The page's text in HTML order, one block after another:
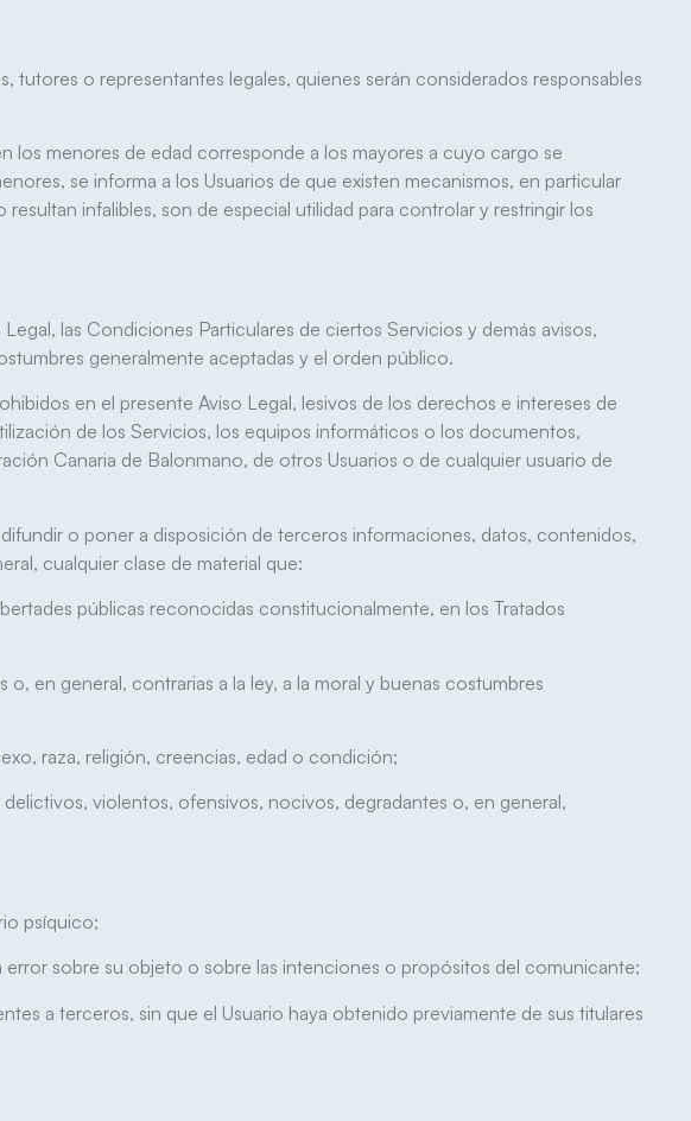
o representantes legales, quienes serán considerados responsables
los menores de edad corresponde a los mayores a cuyo cargo se
se informa a los Usuarios de que existen mecanismos, en particular
infalibles, son de especial utilidad para controlar y restringir los
las Condiciones Particulares de ciertos Servicios y demás avisos,
generalmente aceptadas y el orden público.
en el presente Aviso Legal, lesivos de los derechos e intereses de
de los Servicios, los equipos informáticos o los documentos,
Canaria de Balonmano, de otros Usuarios o de cualquier usuario de
o poner a disposición de terceros informaciones, datos, contenidos,
cualquier clase de material que:
públicas reconocidas constitucionalmente, en los Tratados
en general, contrarias a la ley, a la moral y buenas costumbres
raza, religión, creencias, edad o condición;
violentos, ofensivos, nocivos, degradantes o, en general,
psíquico;
sobre su objeto o sobre las intenciones o propósitos del comunicante;
a terceros, sin que el Usuario haya obtenido previamente de sus titulares